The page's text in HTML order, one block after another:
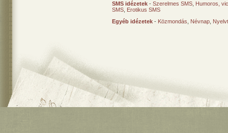
SMS idézetek - Szerelmes SMS Humoros,
SMS Erotikus SMS
Egyéb idézetek - Közmondás Névnap